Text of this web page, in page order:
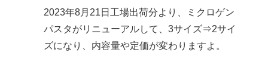
2023年8月21日工場出荷分より、ミクロゲン
パスタがリニューアルして、3サイズ⇒2サイ
ズになり、内容量や定価が変わりますよ。